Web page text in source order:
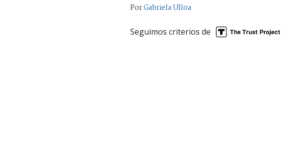
PorGabriela Ulloa
Seguimos criterios de